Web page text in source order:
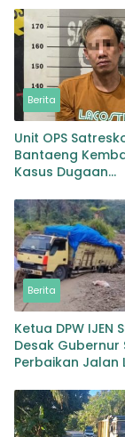
Berita
Unit OPS
Bantaeng
Kasus Dugaan
Peredaran
Sabu
Berita
Ketua DPW IJEN
Desak Gubernur
Perbaikan Jalan
Lingga Bayu